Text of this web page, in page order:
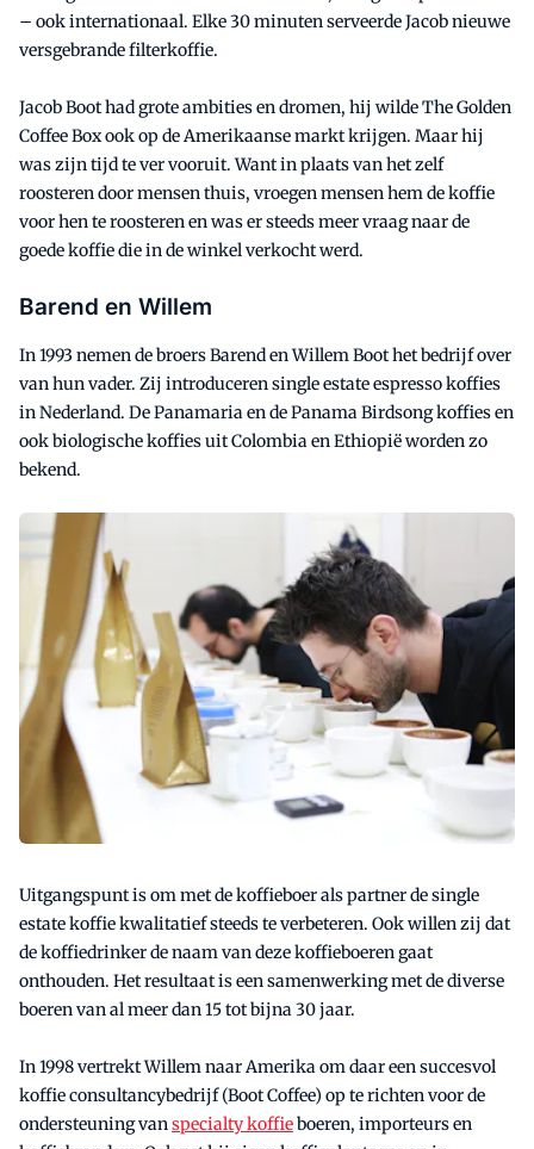
– ook internationaal. Elke 30 minuten serveerde Jacob nieuwe
versgebrande filterkoffie.
Jacob Boot had grote ambities en dromen, hij wilde The Golden
Coffee Box ook op de Amerikaanse markt krijgen. Maar hij
was zijn tijd te ver vooruit. Want in plaats van het zelf
roosteren door mensen thuis, vroegen mensen hem de koffie
voor hen te roosteren en was er steeds meer vraag naar de
goede koffie die in de winkel verkocht werd.
Barend en Willem
In 1993 nemen de broers Barend en Willem Boot het bedrijf over
van hun vader. Zij introduceren single estate espresso koffies
in Nederland. De Panamaria en de Panama Birdsong koffies en
ook biologische koffies uit Colombia en Ethiopië worden zo
bekend.
Uitgangspunt is om met de koffieboer als partner de single
estate koffie kwalitatief steeds te verbeteren. Ook willen zij dat
de koffiedrinker de naam van deze koffieboeren gaat
onthouden. Het resultaat is een samenwerking met de diverse
boeren van al meer dan 15 tot bijna 30 jaar.
In 1998 vertrekt Willem naar Amerika om daar een succesvol
koffie consultancybedrijf (Boot Coffee) op te richten voor de
ondersteuning vanspecialty koffieboeren, importeurs en